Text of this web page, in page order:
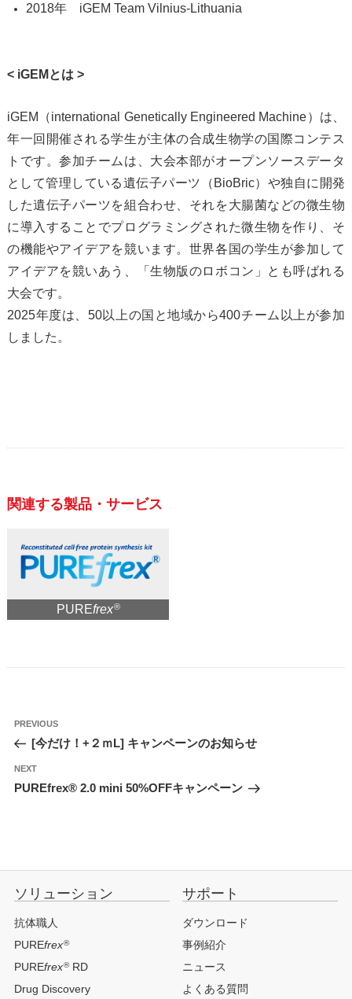
2018年 iGEM Team Vilnius-Lithuania
< iGEM とは >
iGEM（international Genetically Engineered Machine）は、
年一回開催される学生が主体の合成生物学の国際コンテス
トです。参加チームは、大会本部がオープンソースデータ
として管理している遺伝子パーツ（BioBric）や独自に開発
した遺伝子パーツを組合わせ、それを大腸菌などの微生物
に導入することでプログラミングされた微生物を作り、そ
の機能やアイデアを競います。世界各国の学生が参加して
アイデアを競いあう、「生物版のロボコン」とも呼ばれる
大会です。
2025年度は、50以上の国と地域から400チーム以上が参加
しました。
関連する製品・サービス
PUREfrex®
投
ナ
ー
ョ
Previous
PREVIOUS
[今だけ！+２ｍL] キャンペーンのお知らせ
Next
NEXT
PUREfrex® 2.0 mini 50%OFFキャンペーン
ソリューション
抗体職人
PUREfrex®
PUREfrex®RD
Drug Discovery
サポート
ダウンロード
事例紹介
ニュース
よくある質問